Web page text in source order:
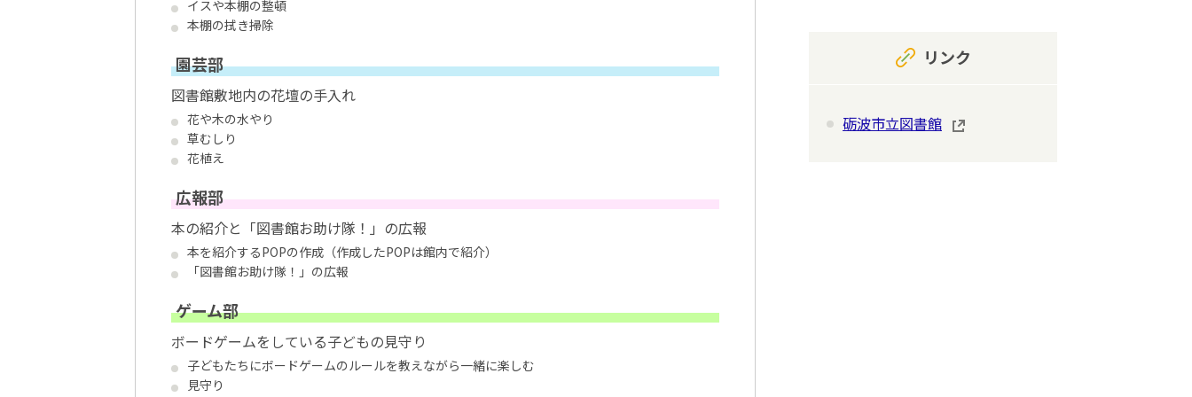
イスや本棚の整頓
本棚の拭き掃除
園芸部
図書館敷地内の花壇の手入れ
花や木の水やり
草むしり
花植え
広報部
本の紹介と「図書館お助け隊！」の広報
本を紹介するPOPの作成（作成したPOPは館内で紹介）
「図書館お助け隊！」の広報
ゲーム部
ボードゲームをしている子どもの見守り
子どもたちにボードゲームのルールを教えながら一緒に楽しむ
見守り
リンク
砺波市立図書館